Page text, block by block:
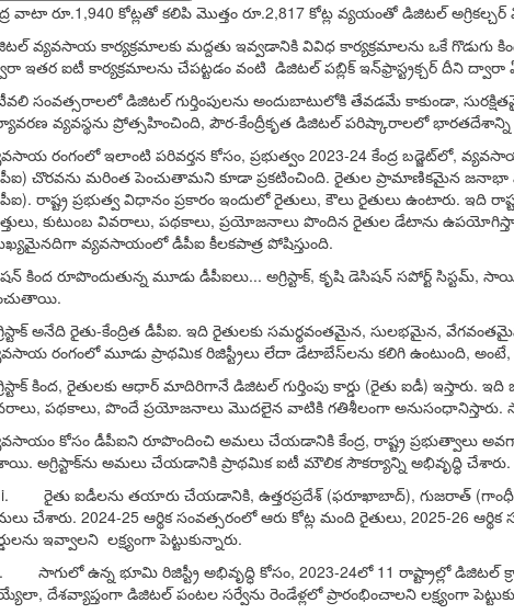
వాటా రూ.1,940 కోట్లతో కలిపి మొత్తం రూ.2,817 కోట్ల వ్యయంతో డిజిటల్
వ్యవసాయ కార్యక్రమాలకు మద్దతు ఇవ్వడానికి వివిధ కార్యక్రమాలను ఒకే గొడుగు
ఇతర ఐటీ కార్యక్రమాలను చేపట్టడం వంటి డిజిటల్ పబ్లిక్ ఇన్‌ఫ్రాస్ట్రక్చర్‌ దీని ద్వారా
సంవత్సరాలలో డిజిటల్ గుర్తింపులను అందుబాటులోకి తేవడమే కాకుండా,
వ్యవస్థను ప్రోత్సహించింది, పౌర-కేంద్రీకృత డిజిటల్ పరిష్కారాలలో
రంగంలో ఇలాంటి పరివర్తన కోసం, ప్రభుత్వం 2023-24 కేంద్ర బడ్జెట్‌లో,
చొరవను మరింత పెంచుతామని కూడా ప్రకటించింది. రైతుల ప్రామాణికమైన జనాభా
రాష్ట్ర ప్రభుత్వ విధానం ప్రకారం ఇందులో రైతులు, కౌలు రైతులు ఉంటారు. ఇది
కుటుంబ వివరాలు, పథకాలు, ప్రయోజనాలు పొందిన రైతుల డేటాను
వ్యవసాయంలో డీపీఐ కీలకపాత్ర పోషిస్తుంది.
కింద రూపొందుతున్న మూడు డీపీఐలు... అగ్రిస్టాక్, కృషి డెసిషన్ సపోర్ట్
అనేది రైతు-కేంద్రిత డీపీఐ. ఇది రైతులకు సమర్థవంతమైన, సులభమైన,
రంగంలో మూడు ప్రాథమిక రిజిస్ట్రీలు లేదా డేటాబేస్‌లను కలిగి ఉంటుంది,
కింద, రైతులకు ఆధార్ మాదిరిగానే డిజిటల్ గుర్తింపు కార్డు (రైతు ఐడీ)
పథకాలు, పొందే ప్రయోజనాలు మొదలైన వాటికి గతిశీలంగా అనుసంధానిస్తారు.
కోసం డీపీఐని రూపొందించి అమలు చేయడానికి కేంద్ర, రాష్ట్ర ప్రభుత్వాలు
అగ్రిస్టాక్‌ను అమలు చేయడానికి ప్రాథమిక ఐటీ మౌలిక సౌకర్యాన్ని అభివృద్ధి చేశారు.
ఐడీలను తయారు చేయడానికి, ఉత్తరప్రదేశ్ (ఫరూఖాబాద్), గుజరాత్
చేశారు. 2024-25 ఆర్థిక సంవత్సరంలో ఆరు కోట్ల మంది రైతులు, 2025-26
ఇవ్వాలని లక్ష్యంగా పెట్టుకున్నారు.
ఉన్న భూమి రిజిస్ట్రీ అభివృద్ధి కోసం, 2023-24లో 11 రాష్ట్రాల్లో డిజిటల్
దేశవ్యాప్తంగా డిజిటల్ పంటల సర్వేను రెండేళ్లలో ప్రారంభించాలని లక్ష్యంగా